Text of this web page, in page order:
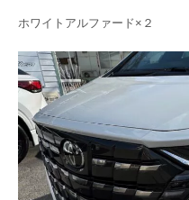
ホワイトアルファード×２